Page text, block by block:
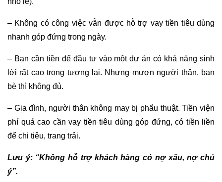
– Không có công việc vẫn được hỗ trợ vay tiền tiêu dùng
nhanh góp đứng trong ngày.
– Bạn cần tiền để đầu tư vào một dự án có khả năng sinh
lời rất cao trong tương lai. Nhưng mượn người thân, bạn
bè thì không đủ.
– Gia đình, người thân không may bị phẩu thuật. Tiền viện
phí quá cao cần vay tiền tiêu dùng góp đứng, có tiền liền
để chi tiêu, trang trải.
Lưu ý: “Không hỗ trợ khách hàng có nợ xấu, nợ chú
ý”.